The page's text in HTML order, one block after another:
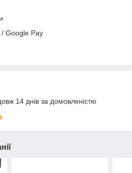
Google Pay
14 днів за домовленістю